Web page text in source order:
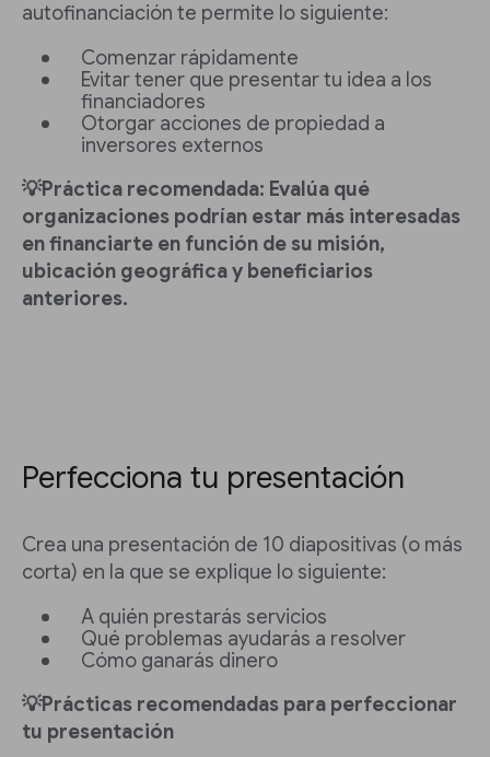
autofinanciación te permite lo siguiente:
Comenzar rápidamente
Evitar tener que presentar tu idea a los
financiadores
Otorgar acciones de propiedad a
inversores externos
💡Práctica recomendada: Evalúa qué
organizaciones podrían estar más interesadas
en financiarte en función de su misión,
ubicación geográfica y beneficiarios
anteriores.
Perfecciona tu presentación
Crea una presentación de 10 diapositivas (o más
corta) en la que se explique lo siguiente:
A quién prestarás servicios
Qué problemas ayudarás a resolver
Cómo ganarás dinero
💡Prácticas recomendadas para perfeccionar
tu presentación